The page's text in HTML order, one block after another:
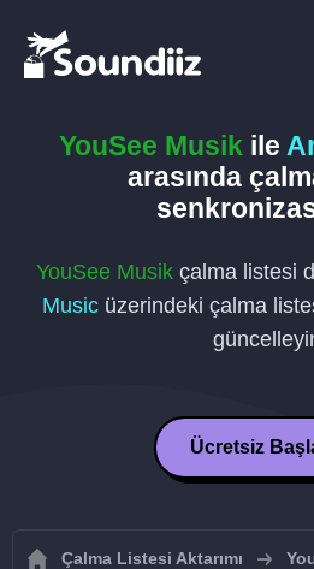
YouSee Musik ile
arasında
YouSee Musik çalma listesi
Music üzerindeki çalma
Ücretsiz
Çalma Listesi Aktarımı